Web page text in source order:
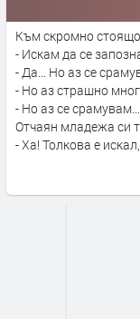
Към скромно
- Искам да се
- Да... Но аз се
- Но аз страшно
- Но аз се срамувам...
Отчаян младежа си
- Ха! Толкова е